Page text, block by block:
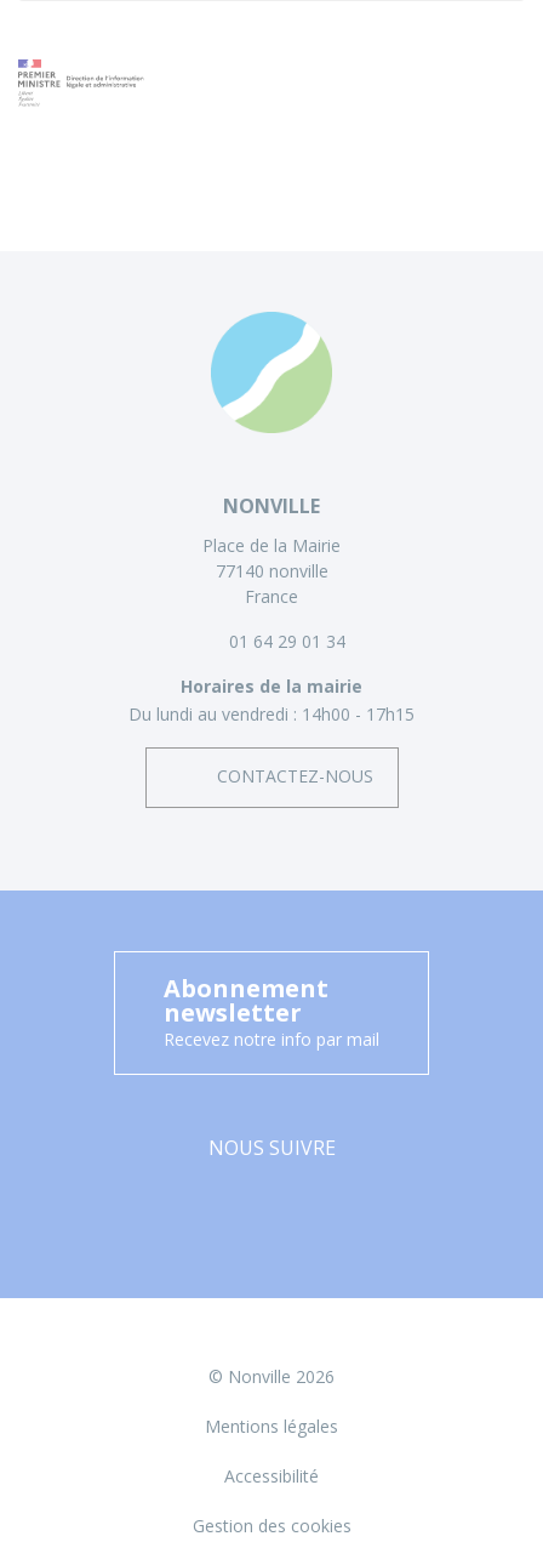
NONVILLE
Place de la Mairie
77140 nonville
France
01 64 29 01 34
Horaires de la mairie
Du lundi au vendredi : 14h00 - 17h15
CONTACTEZ-NOUS
Abonnement
newsletter
Recevez notre info par mail
NOUS SUIVRE
© Nonville 2026
Mentions légales
Accessibilité
Gestion des cookies